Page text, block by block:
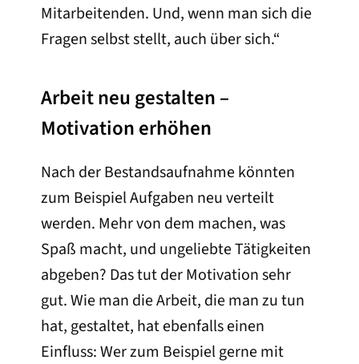
Mitarbeitenden. Und, wenn man sich die
Fragen selbst stellt, auch über sich.“
Arbeit neu gestalten –
Motivation erhöhen
Nach der Bestandsaufnahme könnten
zum Beispiel Aufgaben neu verteilt
werden. Mehr von dem machen, was
Spaß macht, und ungeliebte Tätigkeiten
abgeben? Das tut der Motivation sehr
gut. Wie man die Arbeit, die man zu tun
hat, gestaltet, hat ebenfalls einen
Einfluss: Wer zum Beispiel gerne mit